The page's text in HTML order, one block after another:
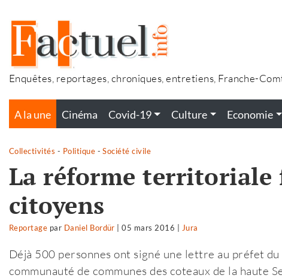
contenu
Enquêtes, reportages, chroniques, entretiens, Franche-
A la une Cinéma Covid-19 Culture Economie
Collectivités - Politique -Société civile
La réforme territoriale
citoyens
Reportage par Daniel Bordür |05 mars 2016 Jura
Déjà 500 personnes ont signé une lettre au préfet
communauté de communes des coteaux de la haute